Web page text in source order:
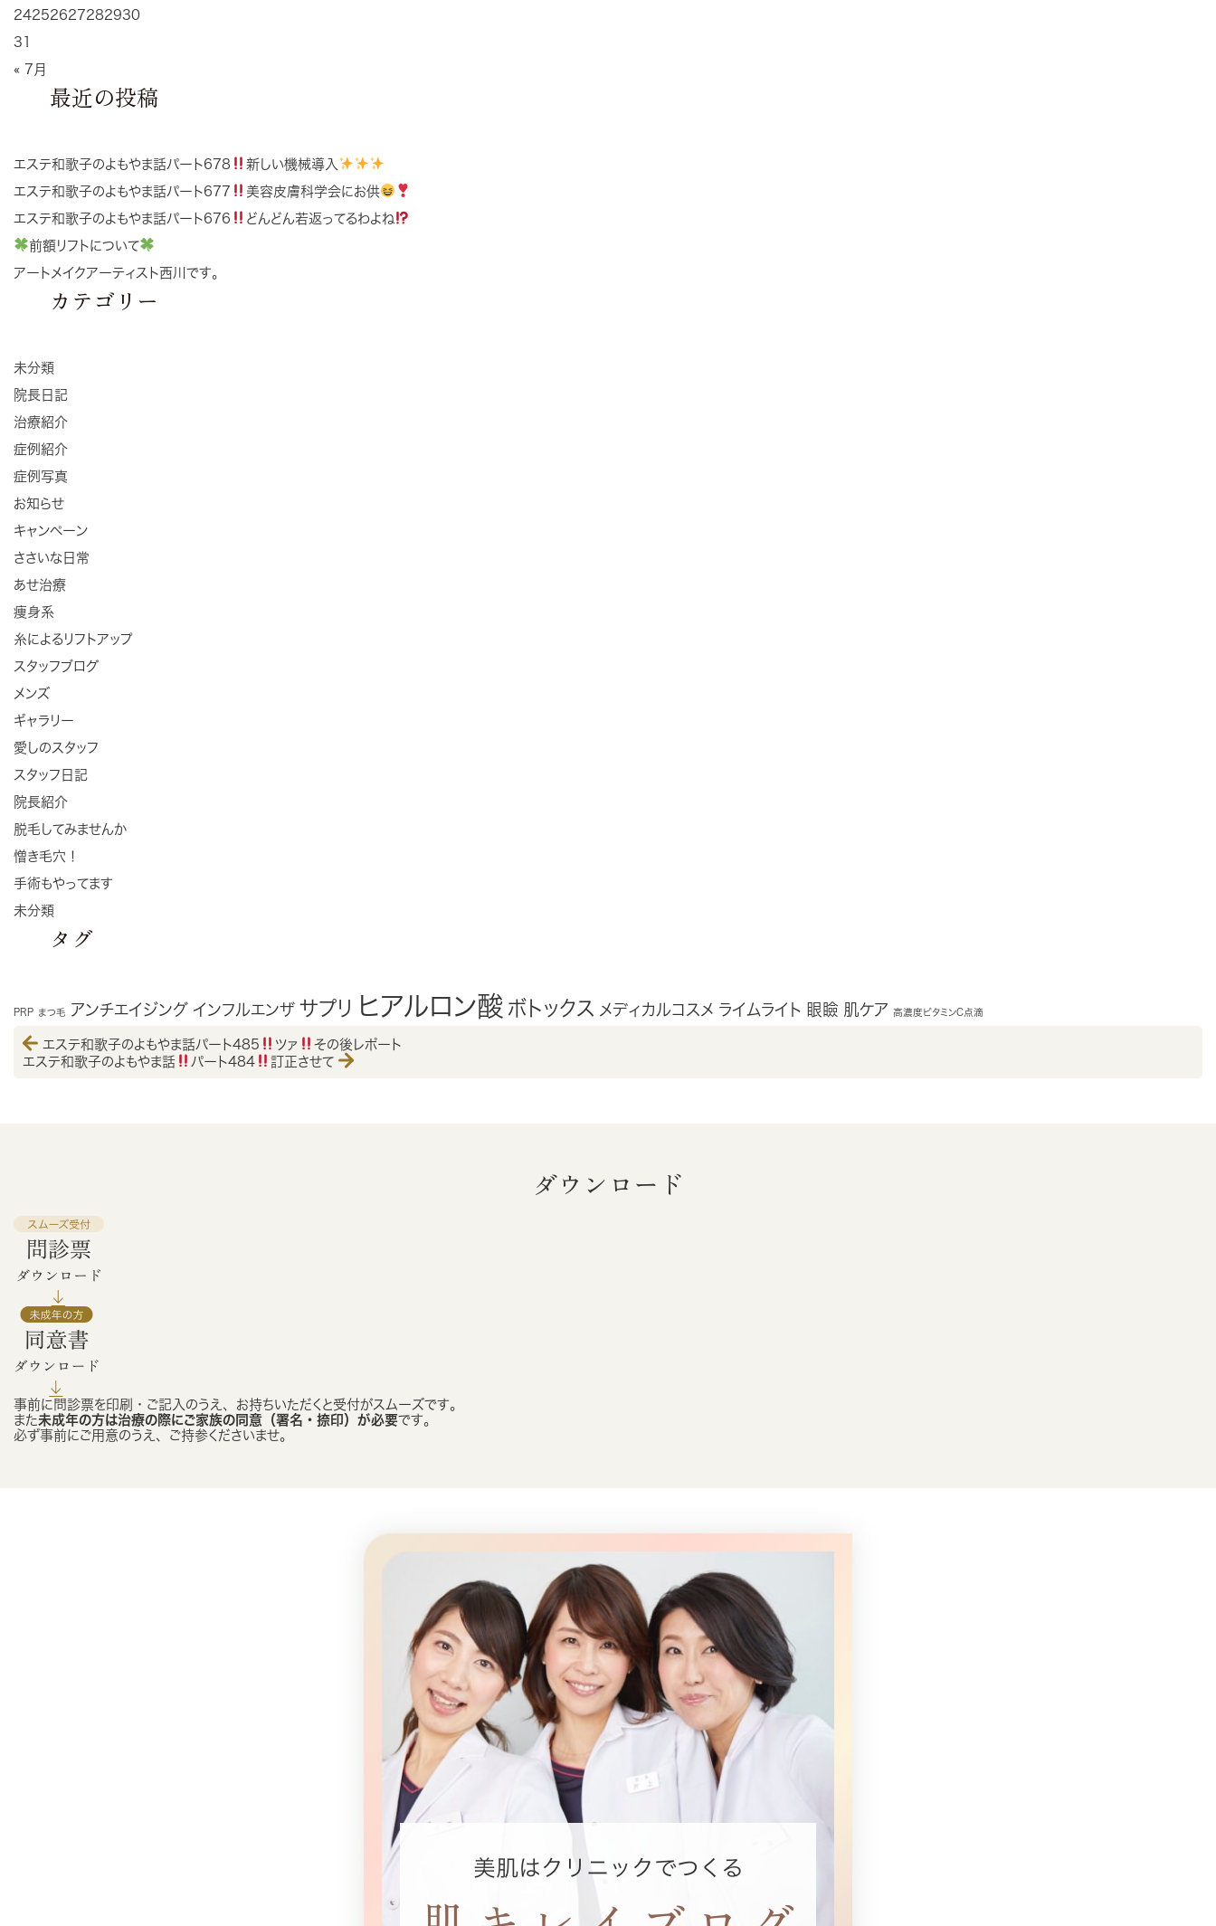
24252627282930
31
« 7月
最近の投稿
エステ和歌子のよもやま話パート678
新しい機械導入
エステ和歌子のよもやま話パート677
美容皮膚科学会にお供
エステ和歌子のよもやま話パート676
どんどん若返ってるわよね
前額リフトについて
アートメイクアーティスト西川です。
カテゴリー
未分類
院長日記
治療紹介
症例紹介
症例写真
お知らせ
キャンペーン
ささいな日常
あせ治療
痩身系
糸によるリフトアップ
スタッフブログ
メンズ
ギャラリー
愛しのスタッフ
スタッフ日記
院長紹介
脱毛してみませんか
憎き毛穴！
手術もやってます
未分類
タグ
PRP まつ毛 アンチエイジング インフルエンザ サプリ ヒアルロン酸 ボトックス メディカルコスメ ライムライト 眼瞼 肌ケア 高濃度ビタミンC点滴
エステ和歌子のよもやま話パート485 ツァ
その後レポート
エステ和歌子のよもやま話
パート484 訂正させて
ダウンロード
事前に問診票を印刷・ご記入のうえ、お持ちいただくと受付がスムーズです。
また未成年の方は治療の際にご家族の同意（署名・捺印）が必要です。
必ず事前にご用意のうえ、ご持参くださいませ。